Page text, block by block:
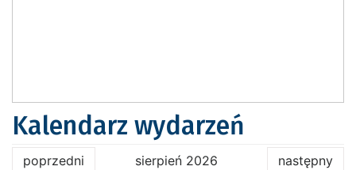
Kalendarz wydarzeń
poprzedni sierpień 2026 następny